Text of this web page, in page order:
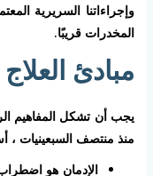
وإجراءاتنا السريرية
المخدرات قريبًا.
مبادئ
يجب أن تشكل المفاهيم
منذ منتصف السبعينيات ،
الإدمان هو